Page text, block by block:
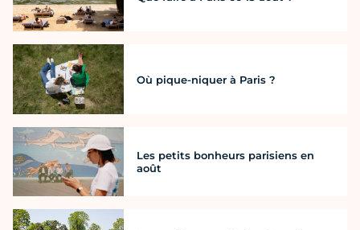
Où pique-niquer à Paris ?
Les petits bonheurs parisiens en
août